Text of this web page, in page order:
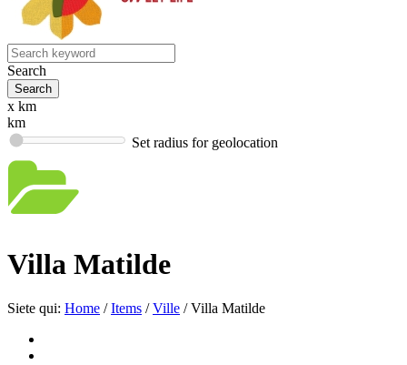
Search
x km
km
Set radius for geolocation
Villa Matilde
Siete qui: Home / Items / Ville / Villa Matilde